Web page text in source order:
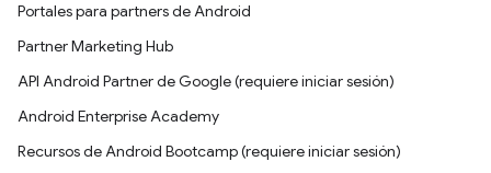
Portales para partners de Android
Partner Marketing Hub
API Android Partner de Google (requiere iniciar sesión)
Android Enterprise Academy
Recursos de Android Bootcamp (requiere iniciar sesión)